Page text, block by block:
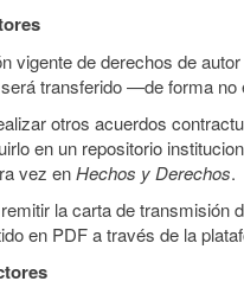
vigente de derechos de autor
transferido —de forma
otros acuerdos
en un repositorio
vez enHechos y Derechos.
la carta de
en PDF a través de la